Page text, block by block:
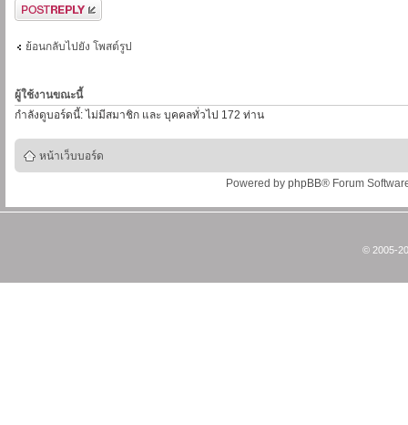
ตอบกระทู้
ย้อนกลับไปยัง โพสต์รูป
ผู้ใช้งานขณะนี้
กำลังดูบอร์ดนี้: ไม่มีสมาชิก และ บุคคลทั่วไป 172 ท่าน
หน้าเว็บบอร์ด
Powered by phpBB® Forum
© 2005-